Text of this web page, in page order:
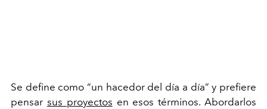
Se define como “un hacedor del día a día” y prefiere
pensar sus proyectos en esos términos. Abordarlos